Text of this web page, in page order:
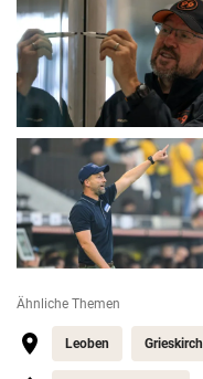
Ähnliche Themen
Leoben